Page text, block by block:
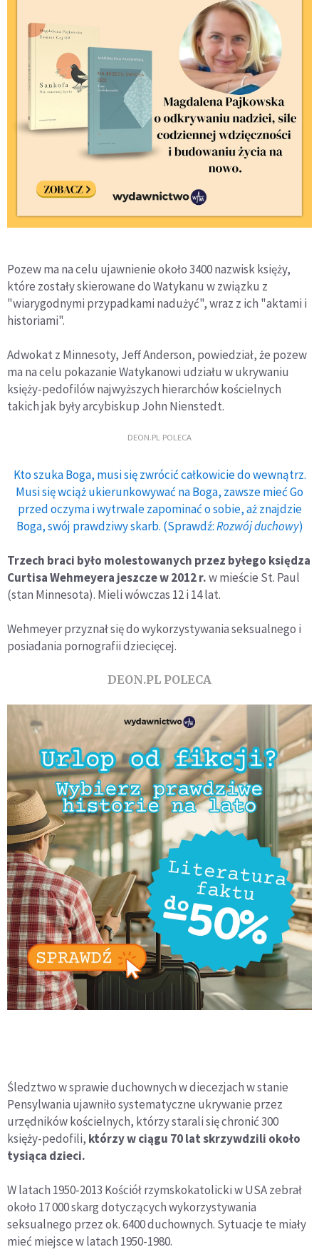
Pozew ma na celu ujawnienie około 3400 nazwisk księży,
które zostały skierowane do Watykanu w związku z
"wiarygodnymi przypadkami nadużyć", wraz z ich "aktami i
historiami".
Adwokat z Minnesoty, Jeff Anderson, powiedział, że pozew
ma na celu pokazanie Watykanowi udziału w ukrywaniu
księży-pedofilów najwyższych hierarchów kościelnych
takich jak były arcybiskup John Nienstedt.
DEON.PL POLECA
Kto szuka Boga, musi się zwrócić całkowicie do wewnątrz.
Musi się wciąż ukierunkowywać na Boga, zawsze mieć Go
przed oczyma i wytrwale zapominać o sobie, aż znajdzie
Boga, swój prawdziwy skarb. (Sprawdź:Rozwój duchowy)
Trzech braci było molestowanych przez byłego księdza
Curtisa Wehmeyera jeszcze w 2012 r.w mieście St. Paul
(stan Minnesota). Mieli wówczas 12 i 14 lat.
Wehmeyer przyznał się do wykorzystywania seksualnego i
posiadania pornografii dziecięcej.
DEON.PL POLECA
Śledztwo w sprawie duchownych w diecezjach w stanie
Pensylwania ujawniło systematyczne ukrywanie przez
urzędników kościelnych, którzy starali się chronić 300
księży-pedofili, którzy w ciągu 70 lat skrzywdzili około
tysiąca dzieci.
W latach 1950-2013 Kościół rzymskokatolicki w USA zebrał
około 17 000 skarg dotyczących wykorzystywania
seksualnego przez ok. 6400 duchownych. Sytuacje te miały
mieć miejsce w latach 1950-1980.